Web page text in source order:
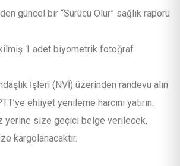
güncel bir “Sürücü Olur” sağlık raporu
1 adet biyometrik fotoğraf
İşleri (NVİ) üzerinden randevu alın
ehliyet yenileme harcını yatırın.
yerine size geçici belge verilecek,
kargolanacaktır.